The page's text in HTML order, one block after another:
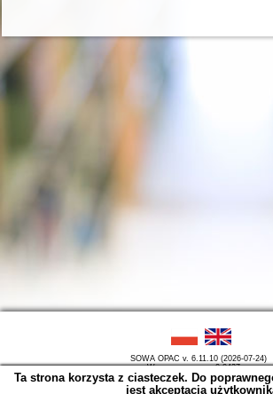
SOWA OPAC v. 6.11.10 (2026-07-24)
Wygenerowano w 0,0427 s.
Ta strona korzysta z ciasteczek. Do
jest akceptacja